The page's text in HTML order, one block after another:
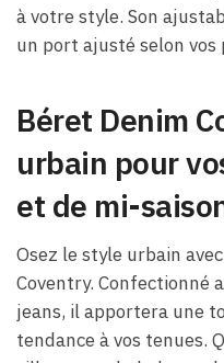
à votre style. Son
un port ajusté selon vos
Béret Denim
urbain pour
et de mi-
Osez le style urbain
Coventry. Confectionné
jeans, il apportera une
tendance à vos tenues.